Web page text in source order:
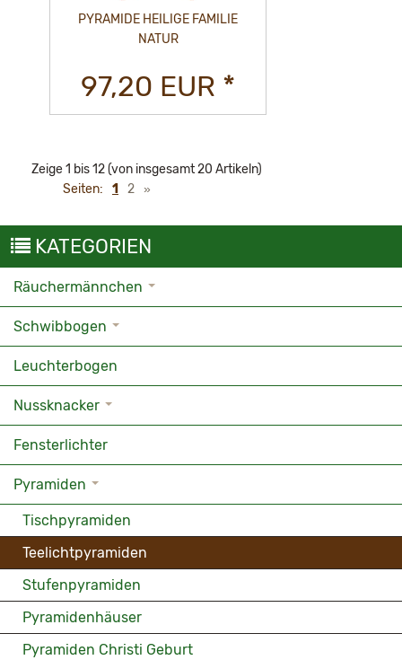
PYRAMIDE HEILIGE FAMILIE
NATUR
97,20 EUR *
Zeige1 bis12(von insgesamt20 Artikeln)
Seiten:
1 2 »
KATEGORIEN
Räuchermännchen
Schwibbogen
Leuchterbogen
Nussknacker
Fensterlichter
Pyramiden
Tischpyramiden
Teelichtpyramiden
Stufenpyramiden
Pyramidenhäuser
Pyramiden Christi Geburt